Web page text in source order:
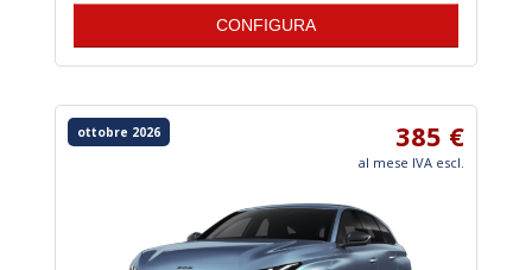
CONFIGURA
ottobre 2026 385 €
al mese IVA escl.